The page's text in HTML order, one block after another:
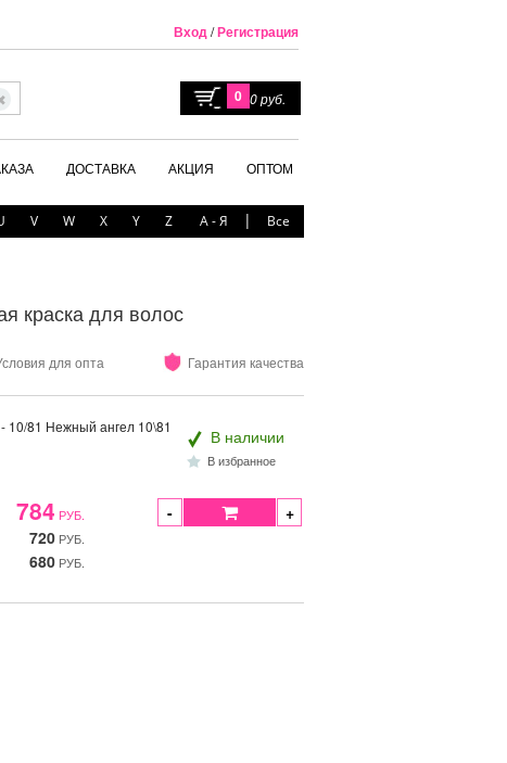
Вход/Регистрация
0 0 руб.
ОПТОМ
АКЦИЯ
ДОСТАВКА
V W X Y Z А - Я | Все
краска для волос
Гарантия качества
для опта
В наличии
В избранное
10/81 Нежный ангел 10\81
784 РУБ.
720 РУБ.
680 РУБ.
- +